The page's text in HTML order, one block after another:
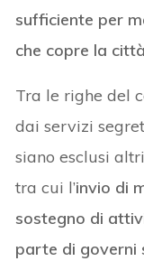
sufficiente per
che copre la
Tra le righe del
dai servizi
siano esclusi
tra cui l’invio di
sostegno di
parte di governi